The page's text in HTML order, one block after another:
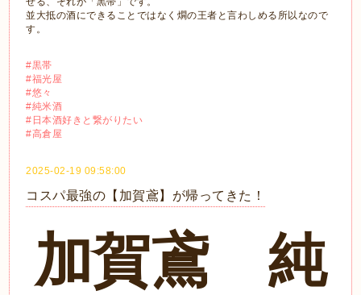
並大抵の酒にできることではなく燗の王者と言わしめる所以なので
す。
#黒帯
#福光屋
#悠々
#純米酒
#日本酒好きと繋がりたい
#高倉屋
2025-02-19 09:58:00
コスパ最強の【加賀鳶】が帰ってきた！
加賀鳶 純